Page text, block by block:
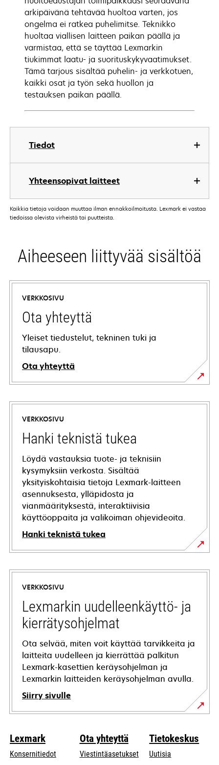
Tiedot
Yhteensopivat laitteet
arkipäivänä tehtävää huoltoa varten, jos
ongelma ei ratkea puhelimitse. Teknikko
huoltaa viallisen laitteen paikan päällä ja
varmistaa, että se täyttää Lexmarkin
tiukimmat laatu- ja suorituskykyvaatimukset.
Tämä tarjous sisältää puhelin- ja verkkotuen,
kaikki osat ja työn sekä huollon ja
testauksen paikan päällä.
Kaikkia tietoja voidaan muuttaa ilman ennakkoilmoitusta. Lexmark ei vastaa
tiedoissa olevista virheistä tai puutteista.
Aiheeseen liittyvää sisältöä
VERKKOSIVU
Ota yhteyttä
Yleiset tiedustelut, tekninen tuki ja
tilausapu.
Ota yhteyttä
VERKKOSIVU
Hanki teknistä tukea
Löydä vastauksia tuote- ja teknisiin
kysymyksiin verkosta. Sisältää
yksityiskohtaisia tietoja Lexmark-laitteen
asennuksesta, ylläpidosta ja
vianmäärityksestä, interaktiivisia
käyttöoppaita ja valikoiman ohjevideoita.
Hanki teknistä tukea
opens
in
new
tab
VERKKOSIVU
Lexmarkin uudelleenkäyttö- ja
kierrätysohjelmat
Ota selvää, miten voit käyttää tarvikkeita ja
laitteita uudelleen ja kierrättää palkitun
Lexmark-kasettien keräysohjelman ja
Lexmarkin laitteiden keräysohjelman avulla.
Siirry sivulle
Lexmark
Konsernitiedot
Ota yhteyttä
Viestintäasetukset
Tietokeskus
Uutisia